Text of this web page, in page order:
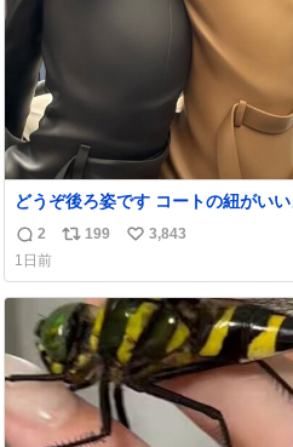
どうぞ後ろ姿です コートの紐がい
して腰が細い
返
信
数
2
リ
ス
ト
数
199
い
ね
数
3,843
1日前